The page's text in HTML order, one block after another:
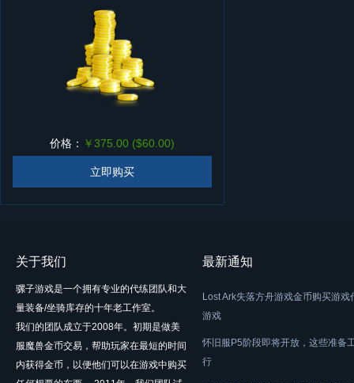
价格： ￥375.00 ($60.00)
立即购买
关于我们
骡子游戏是一个拥有专业的代练团队和大
量装备/坐骑库存的十年老工作室。
我们的团队成立于2008年。初期是做美
服魔兽金币交易，帮助玩家在最短的时间
内获得金币，以便他们可以在游戏中购买
最新通知
Lost Ark失落方舟游戏金币购买游戏
游戏
怀旧服P5阶段即将开放，这些准备
行